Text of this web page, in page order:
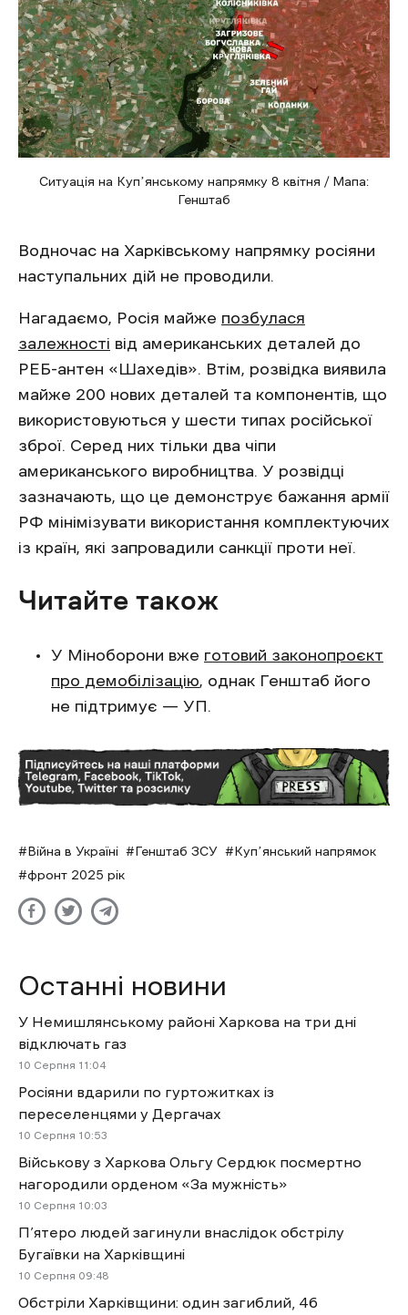
Ситуація на Купʼянському напрямку 8 квітня / Мапа:
Генштаб
Водночас на Харківському напрямку росіяни
наступальних дій не проводили.
Нагадаємо, Росія майже позбулася
залежності від американських деталей до
РЕБ-антен «Шахедів». Втім, розвідка виявила
майже 200 нових деталей та компонентів, що
використовуються у шести типах російської
зброї. Серед них тільки два чіпи
американського виробництва. У розвідці
зазначають, що це демонструє бажання армії
РФ мінімізувати використання комплектуючих
із країн, які запровадили санкції проти неї.
Читайте також
У Міноборони вже готовий законопроєкт
про демобілізацію , однак Генштаб його
не підтримує — УП.
Війна в Україні Генштаб ЗСУ
Купʼянський напрямок
фронт 2025 рік
Останні новини
У Немишлянському районі Харкова на три дні
відключать газ
10 Cерпня 11:04
Росіяни вдарили по гуртожитках із
переселенцями у Дергачах
10 Cерпня 10:53
Військову з Харкова Ольгу Сердюк посмертно
нагородили орденом «За мужність»
10 Cерпня 10:03
П’ятеро людей загинули внаслідок обстрілу
Бугаївки на Харківщині
10 Cерпня 09:48
Обстріли Харківщини: один загиблий, 46